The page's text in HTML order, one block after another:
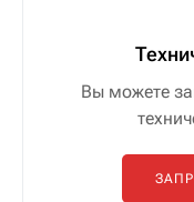
Вы можете